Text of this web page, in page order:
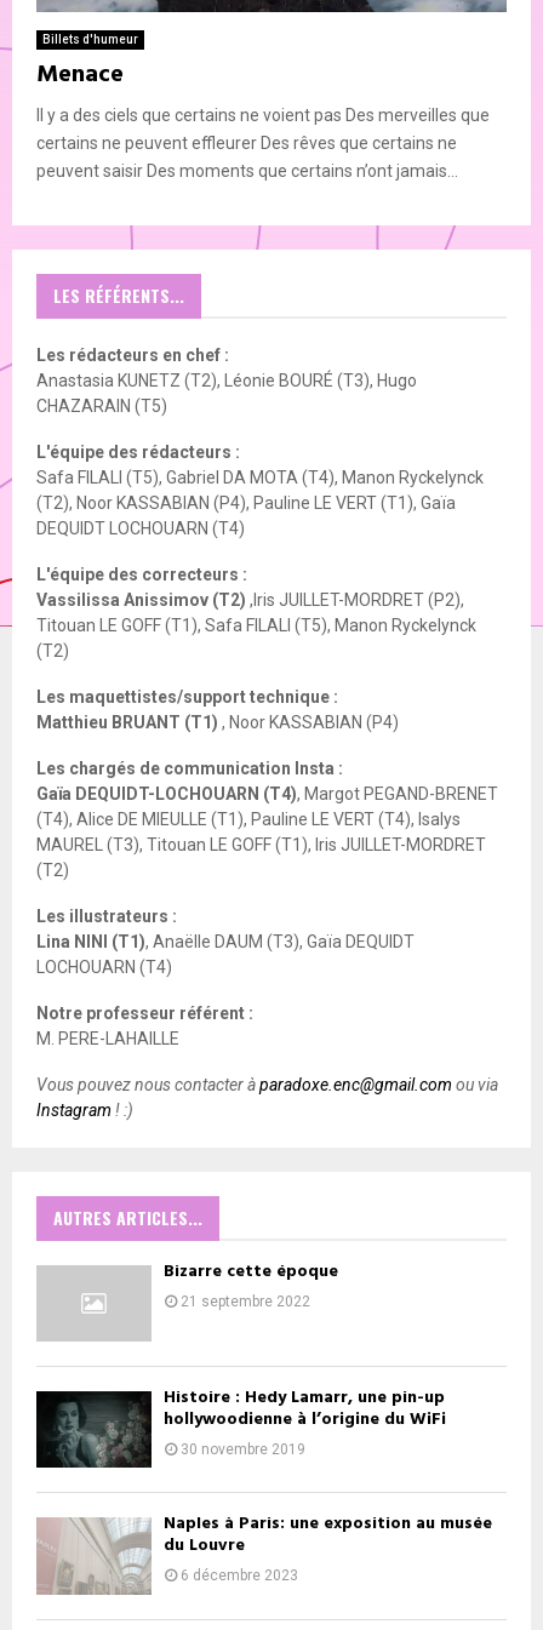
Billets d'humeur
Menace
Il y a des ciels que certains ne voient pas Des merveilles que
certains ne peuvent effleurer Des rêves que certains ne
peuvent saisir Des moments que certains n’ont jamais...
LES RÉFÉRENTS...
Les rédacteurs en chef :
Anastasia KUNETZ (T2), Léonie BOURÉ (T3), Hugo
CHAZARAIN (T5)
L'équipe des rédacteurs :
Safa FILALI (T5), Gabriel DA MOTA (T4), Manon Ryckelynck
(T2), Noor KASSABIAN (P4), Pauline LE VERT (T1), Gaïa
DEQUIDT LOCHOUARN (T4)
L'équipe des correcteurs :
Vassilissa Anissimov (T2) ,Iris JUILLET-MORDRET (P2),
Titouan LE GOFF (T1), Safa FILALI (T5), Manon Ryckelynck
(T2)
Les maquettistes/support technique :
Matthieu BRUANT (T1) , Noor KASSABIAN (P4)
Les chargés de communication Insta :
Gaïa DEQUIDT-LOCHOUARN (T4), Margot PEGAND-BRENET
(T4), Alice DE MIEULLE (T1), Pauline LE VERT (T4), Isalys
MAUREL (T3), Titouan LE GOFF (T1), Iris JUILLET-MORDRET
(T2)
Les illustrateurs :
Lina NINI (T1), Anaëlle DAUM (T3), Gaïa DEQUIDT
LOCHOUARN (T4)
Notre professeur référent :
M. PERE-LAHAILLE
Vous pouvez nous contacter àparadoxe.enc@gmail.com ou via
Instagram ! :)
AUTRES ARTICLES...
Bizarre cette époque
21 septembre 2022
Histoire : Hedy Lamarr, une pin-up
hollywoodienne à l’origine du WiFi
30 novembre 2019
Naples à Paris: une exposition au musée
du Louvre
6 décembre 2023